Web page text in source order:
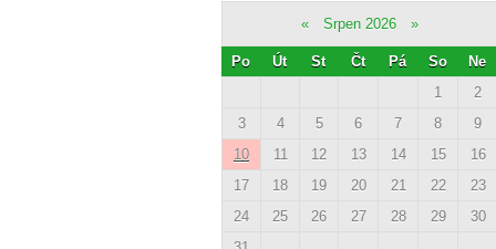
« Srpen 2026 »
Po Út St Čt Pá So
Ne
1
2
3
4 5 6 7 8
9
10
11 12 13 14 15
16
17
18 19 20 21 22
23
24
25 26 27 28 29
30